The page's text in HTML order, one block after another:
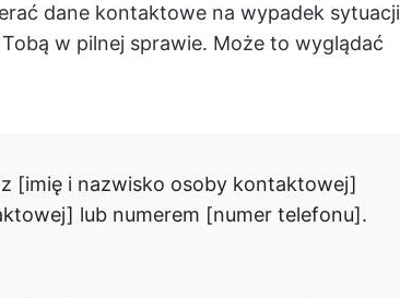
dane kontaktowe na wypadek sytuacji
w pilnej sprawie. Może to wyglądać
[imię i nazwisko osoby kontaktowej]
lub numerem [numer telefonu].